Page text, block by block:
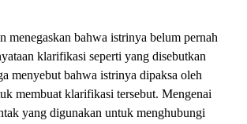
menegaskan bahwa istrinya belum pernah
klarifikasi seperti yang disebutkan
menyebut bahwa istrinya dipaksa oleh
membuat klarifikasi tersebut. Mengenai
yang digunakan untuk menghubungi